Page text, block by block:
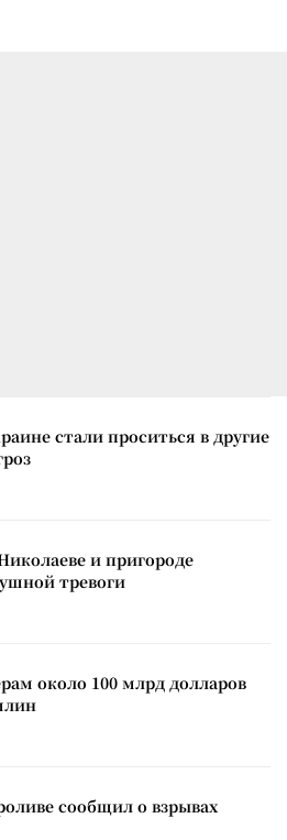
стали проситься в другие
и пригороде
тревоги
около 100 млрд долларов
сообщил о взрывах